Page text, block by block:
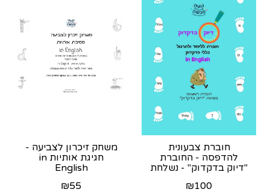
חוברת צבעונית
להדפסה - החוברת
"דיוק בדקדוק" - נשלחת
הרכישה
₪100
משחק זיכרון לצביעה -
חגיגת אותיות in
English
₪55